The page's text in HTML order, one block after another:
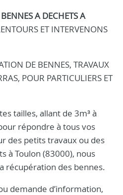
BENNES A DECHETS A
ET INTERVENONS
DE BENNES, TRAVAUX
POUR PARTICULIERS ET
tailles, allant de 3m³ à
répondre à tous vos
des petits travaux ou des
à Toulon (83000), nous
récupération des bennes.
demande d’information,